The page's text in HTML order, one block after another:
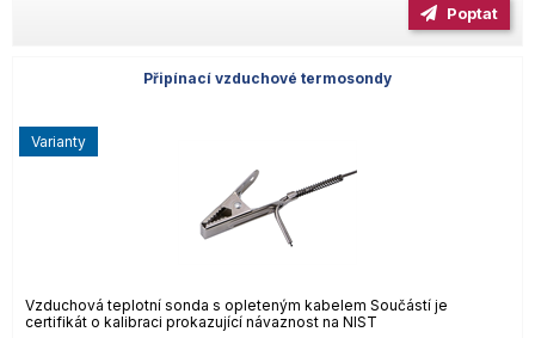
Poptat
Připínací vzduchové termosondy
Vzduchová teplotní sonda s opleteným kabelem Součástí je
certifikát o kalibraci prokazující návaznost na NIST
varianty